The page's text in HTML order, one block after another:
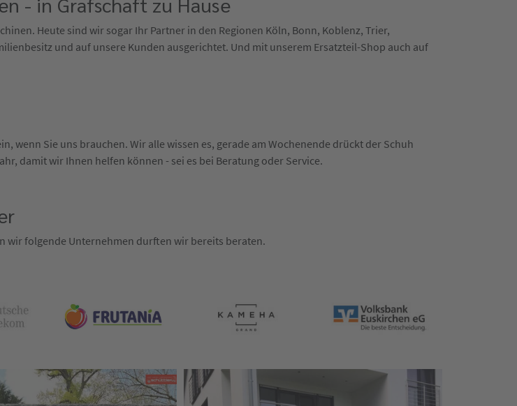
Heute sind wir sogar Ihr Partner in den Regionen Köln, Bonn, Koblenz, Trier,
und auf unsere Kunden ausgerichtet. Und mit unserem Ersatzteil-Shop auch auf
wenn Sie uns brauchen. Wir alle wissen es, gerade am Wochenende drückt der Schuh
damit wir Ihnen helfen können - sei es bei Beratung oder Service.
wir folgende Unternehmen durften wir bereits beraten.